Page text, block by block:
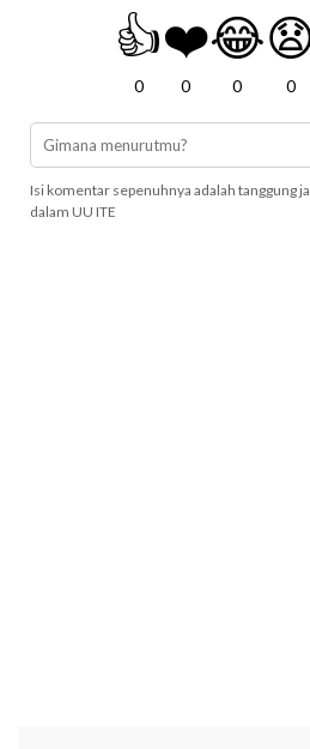
👍
0
❤️
0
😂
0 0
Isi komentar sepenuhnya adalah tanggung
dalam UU ITE